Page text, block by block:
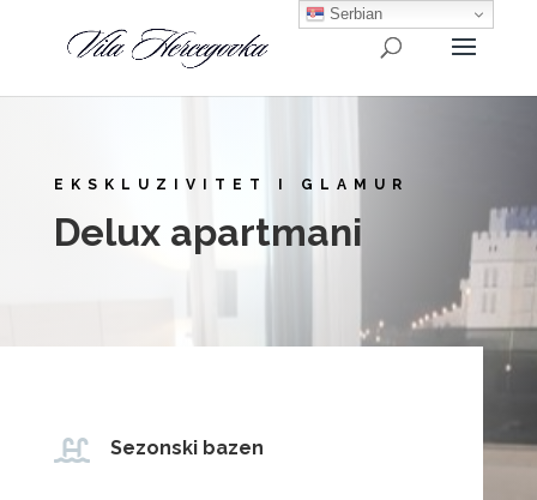
EKSKLUZIVITET I GLAMUR
Delux apartmani
 Sezonski bazen
Serbian